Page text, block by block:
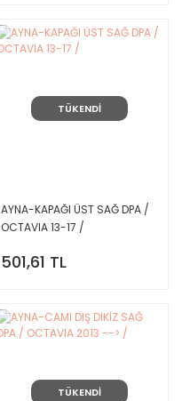
TÜKENDİ
AYNA-KAPAĞI ÜST SAĞ DPA /
OCTAVIA 13-17 /
501,61 TL
TÜKENDİ